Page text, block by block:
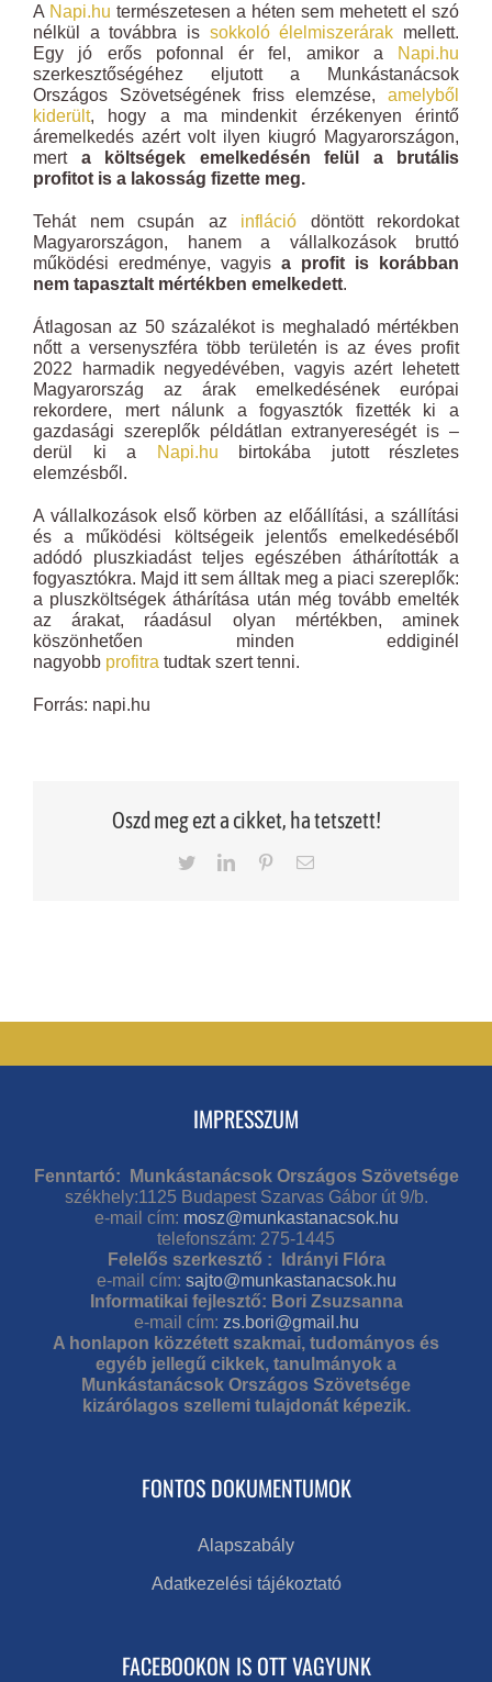
A Napi.hu természetesen a héten sem mehetett el szó
nélkül a továbbra is sokkoló élelmiszerárak mellett.
Egy jó erős pofonnal ér fel, amikor a
Napi.hu
szerkesztőségéhez eljutott a Munkástanácsok
Országos Szövetségének friss elemzése, amelyből
kiderült, hogy a ma mindenkit érzékenyen érintő
áremelkedés azért volt ilyen kiugró Magyarországon,
mert a költségek emelkedésén felül a brutális
profitot is a lakosság fizette meg.
Tehát nem csupán az infláció döntött rekordokat
Magyarországon, hanem a vállalkozások bruttó
működési eredménye, vagyis a profit is korábban
nem tapasztalt mértékben emelkedett.
Átlagosan az 50 százalékot is meghaladó mértékben
nőtt a versenyszféra több területén is az éves profit
2022 harmadik negyedévében, vagyis azért lehetett
Magyarország az árak emelkedésének európai
rekordere, mert nálunk a fogyasztók fizették ki a
gazdasági szereplők példátlan extranyereségét is –
derül ki a
Napi.hu birtokába jutott részletes
elemzésből.
A vállalkozások első körben az előállítási, a szállítási
és a működési költségeik jelentős emelkedéséből
adódó pluszkiadást teljes egészében áthárították a
fogyasztókra. Majd itt sem álltak meg a piaci szereplők:
a pluszköltségek áthárítása után még tovább emelték
az árakat, ráadásul olyan mértékben, aminek
köszönhetően minden eddiginél
nagyobb profitra tudtak szert tenni.
Forrás: napi.hu
Oszd meg ezt a cikket, ha tetszett!
TwitterLinkedInPinterestEmail
IMPRESSZUM
Fenntartó: Munkástanácsok Országos Szövetsége
székhely:1125 Budapest Szarvas Gábor út 9/b.
e-mail cím: mosz@munkastanacsok.hu
telefonszám: 275-1445
Felelős szerkesztő : Idrányi Flóra
e-mail cím: sajto@munkastanacsok.hu
Informatikai fejlesztő: Bori Zsuzsanna
e-mail cím: zs.bori@gmail.hu
A honlapon közzétett szakmai, tudományos és
egyéb jellegű cikkek, tanulmányok a
Munkástanácsok Országos Szövetsége
kizárólagos szellemi tulajdonát képezik.
FONTOS DOKUMENTUMOK
Alapszabály
Adatkezelési tájékoztató
FACEBOOKON IS OTT VAGYUNK